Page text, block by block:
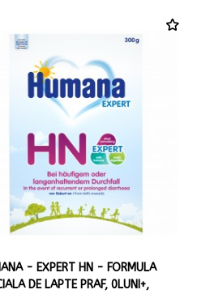
- EXPERT HN - FORMULA
DE LAPTE PRAF, 0LUNI+,